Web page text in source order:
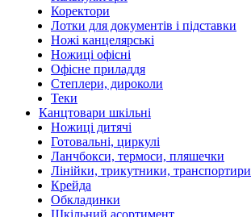
Коректори
Лотки для документів і підставки
Ножі канцелярські
Ножиці офісні
Офісне приладдя
Степлери, дироколи
Теки
Канцтовари шкільні
Ножиці дитячі
Готовальні, циркулі
Ланчбокси, термоси, пляшечки
Лінійки, трикутники, транспортири
Крейда
Обкладинки
Шкільний асортимент